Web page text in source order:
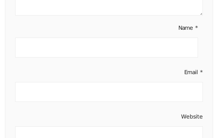
Name *
Email *
Website